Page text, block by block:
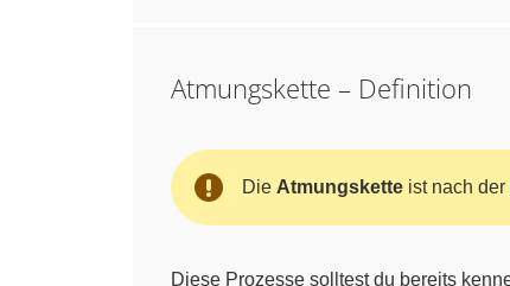
Atmungskette – Definition
Die Atmungskette ist nach der
Diese Prozesse solltest du bereits